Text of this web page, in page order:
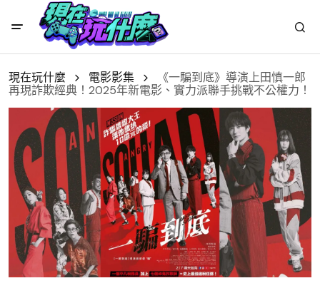
現在玩什麼 電影影集
《一騙到底》導演上田慎一郎
再現詐欺經典！2025年新電影、實力派聯手挑戰不公權力！